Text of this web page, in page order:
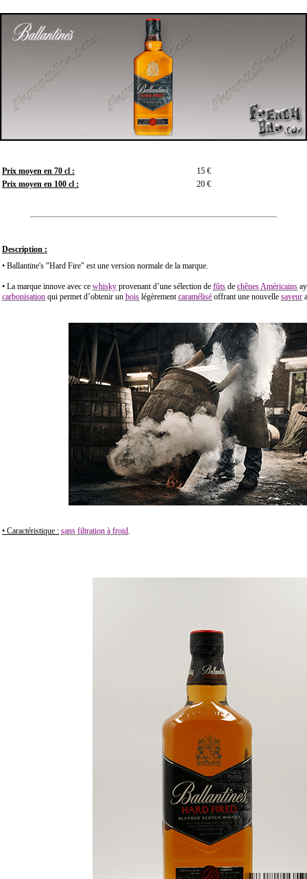
Prix moyen en 70 cl :
15 €
Prix moyen en 100 cl :
20 €
Description :
• Ballantine's "Hard Fire" est une version normale de la marque.
• La marque innove avec ce whisky provenant d’une sélection de fûts de chênesAméricains
carbonisation qui permet d’obtenir un bois légèrementcaramélisé offrant une nouvelle saveur
• Caractéristique : sans filtration à froid.